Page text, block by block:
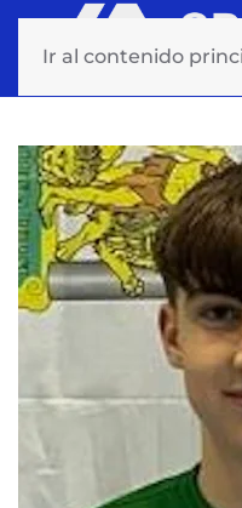
Ir al contenido